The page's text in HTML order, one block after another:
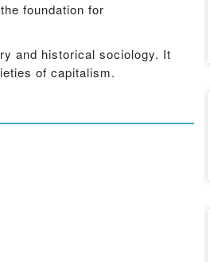
foundation for
and historical sociology. It
of capitalism.